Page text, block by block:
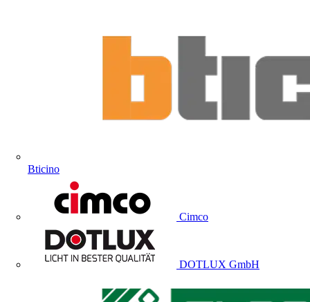
Bticino
Cimco
DOTLUX GmbH